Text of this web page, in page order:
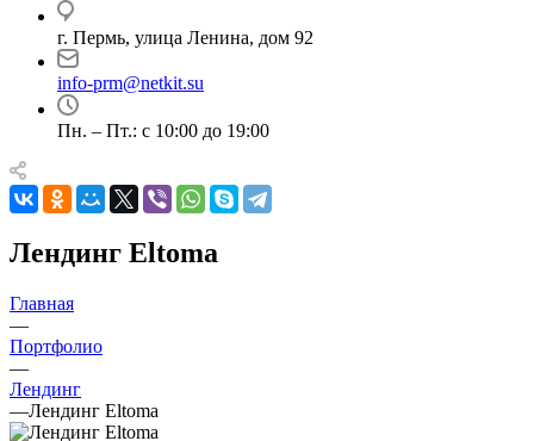
г. Пермь, улица Ленина, дом 92
info-prm@netkit.su
Пн. – Пт.: с 10:00 до 19:00
Лендинг Eltoma
Главная
—
Портфолио
—
Лендинг
—Лендинг Eltoma